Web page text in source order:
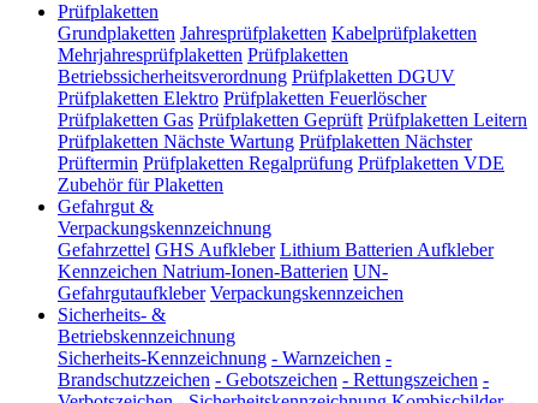
Prüfplaketten
Grundplaketten Jahresprüfplaketten Kabelprüfplaketten
Mehrjahresprüfplaketten Prüfplaketten
Betriebssicherheitsverordnung Prüfplaketten DGUV
Prüfplaketten Elektro Prüfplaketten Feuerlöscher
Prüfplaketten Gas Prüfplaketten Geprüft Prüfplaketten Leitern
Prüfplaketten Nächste Wartung Prüfplaketten Nächster
Prüftermin Prüfplaketten Regalprüfung Prüfplaketten VDE
Zubehör für Plaketten
Gefahrgut &
Verpackungskennzeichnung
Gefahrzettel GHS Aufkleber Lithium Batterien Aufkleber
Kennzeichen Natrium-Ionen-Batterien UN-
Gefahrgutaufkleber Verpackungskennzeichen
Sicherheits- &
Betriebskennzeichnung
Sicherheits-Kennzeichnung - Warnzeichen -
Brandschutzzeichen - Gebotszeichen - Rettungszeichen -